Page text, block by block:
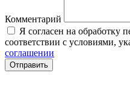
Комментарий
Я согласен на обработку
соответствии с условиями,
соглашении